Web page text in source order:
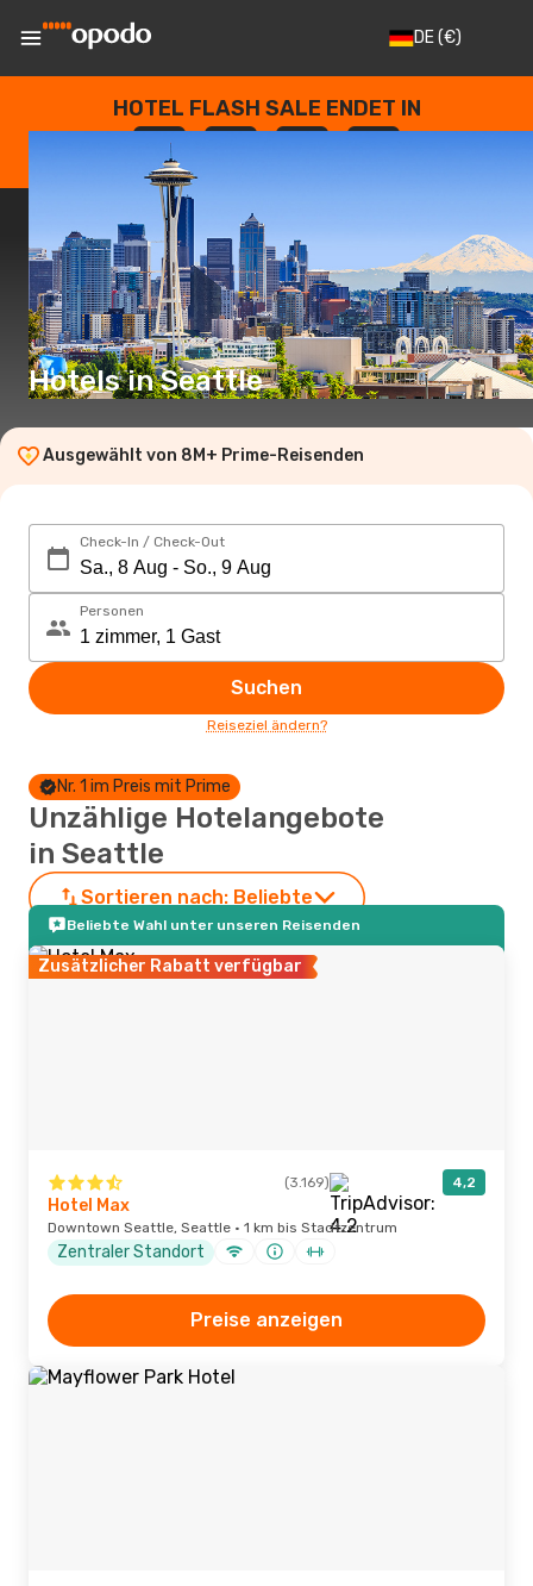
DE(€)
HOTEL FLASH SALE ENDET IN
TAGE
Hotels in Seattle
Ausgewählt von 8M+ Prime-Reisenden
Check-In / Check-Out
Personen
Suchen
Reiseziel ändern?
Nr. 1 im Preis mit Prime
Unzählige Hotelangebote
in Seattle
Sortieren nach: Beliebte
Beliebte Wahl unter unseren Reisenden
Zusätzlicher Rabatt verfügbar
(3.169) 4,2
Hotel Max
Downtown Seattle, Seattle · 1 km bis Stadtzentrum
Zentraler Standort
Preise anzeigen